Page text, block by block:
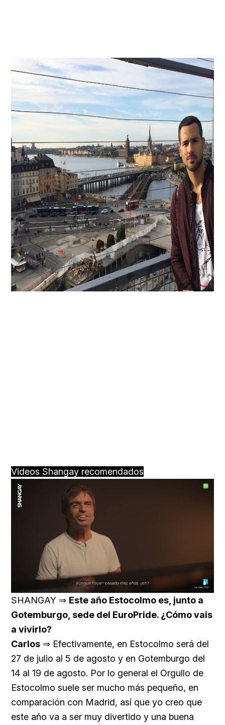
Videos Shangay recomendados
Unmute Loaded:
76.68%
SHANGAY ⇒ Este año Estocolmo es, junto a
Gotemburgo, sede del EuroPride. ¿Cómo vais
a vivirlo?
Carlos ⇒ Efectivamente, en Estocolmo será del
27 de julio al 5 de agosto y en Gotemburgo del
14 al 19 de agosto. Por lo general el Orgullo de
Estocolmo suele ser mucho más pequeño, en
comparación con Madrid, así que yo creo que
este año va a ser muy divertido y una buena